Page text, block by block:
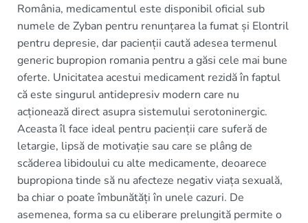
România, medicamentul este disponibil oficial sub
numele de Zyban pentru renunțarea la fumat și Elontril
pentru depresie, dar pacienții caută adesea termenul
generic bupropion romania pentru a găsi cele mai bune
oferte. Unicitatea acestui medicament rezidă în faptul
că este singurul antidepresiv modern care nu
acționează direct asupra sistemului serotoninergic.
Aceasta îl face ideal pentru pacienții care suferă de
letargie, lipsă de motivație sau care se plâng de
scăderea libidoului cu alte medicamente, deoarece
bupropiona tinde să nu afecteze negativ viața sexuală,
ba chiar o poate îmbunătăți în unele cazuri. De
asemenea, forma sa cu eliberare prelungită permite o